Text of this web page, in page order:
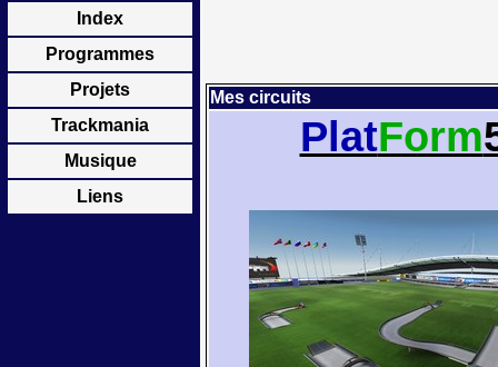
Index
Programmes
Projets
Trackmania
Musique
Liens
Mes circuits
PlatForm